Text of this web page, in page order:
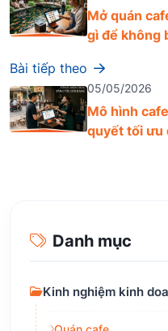
Mở quán
gì để không
Bài tiếp theo
05/05/2026
Mô hình
quyết tối ưu
Danh mục
Kinh nghiệm kinh